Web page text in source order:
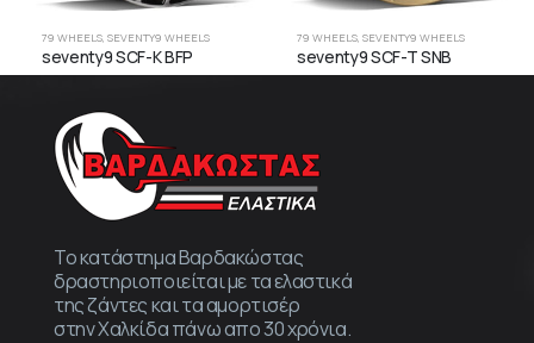
79 WHEELS, SEVENTY9 WHEELS
seventy9 SCF-K BFP
79 WHEELS, SEVENTY9 WHEELS
seventy9 SCF-T SNB
Το κατάστημα Βαρδακώστας
δραστηριοποιείται με τα ελαστικά
της ζάντες και τα αμορτισέρ
στην Χαλκίδα πάνω απο 30 χρόνια.